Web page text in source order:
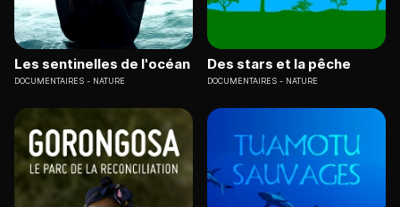
Les sentinelles de l'océan
DOCUMENTAIRES NATURE
Des stars et la pêche
DOCUMENTAIRES NATURE